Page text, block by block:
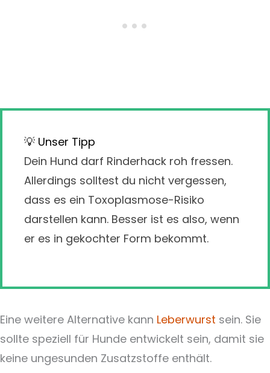
💡 Unser Tipp
Dein Hund darf Rinderhack roh fressen.
Allerdings solltest du nicht vergessen,
dass es ein Toxoplasmose-Risiko
darstellen kann. Besser ist es also, wenn
er es in gekochter Form bekommt.
Eine weitere Alternative kann Leberwurst sein. Sie
sollte speziell für Hunde entwickelt sein, damit sie
keine ungesunden Zusatzstoffe enthält.